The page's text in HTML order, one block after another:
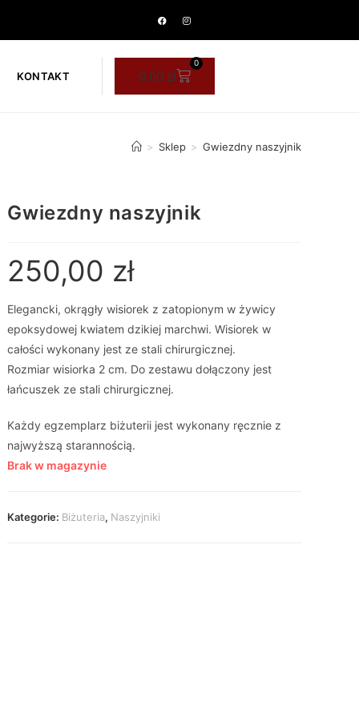
KONTAKT 0,00 zł
0
> Sklep > Gwiezdny naszyjnik
Gwiezdny naszyjnik
250,00 zł
Elegancki, okrągły wisiorek z zatopionym w żywicy
epoksydowej kwiatem dzikiej marchwi. Wisiorek w
całości wykonany jest ze stali chirurgicznej.
Rozmiar wisiorka 2 cm. Do zestawu dołączony jest
łańcuszek ze stali chirurgicznej.
Każdy egzemplarz biżuterii jest wykonany ręcznie z
najwyższą starannością.
Brak w magazynie
Kategorie: Biżuteria, Naszyjniki